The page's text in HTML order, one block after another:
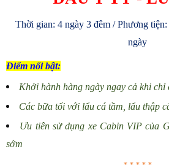
Thời gian: 4 ngày 3 đêm / Phương
ngày
Điểm nổi bật:
Khởi hành hàng ngày ngay cả khi chỉ
Các bữa tối với lẩu cá tầm, lẩu thập
Ưu tiên sử dụng xe Cabin VIP của
sớm
* * * * *